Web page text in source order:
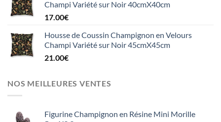
Champi Variété sur Noir 40cmX40cm
17.00€
Housse de Coussin Champignon en Velours
Champi Variété sur Noir 45cmX45cm
21.00€
NOS MEILLEURES VENTES
Figurine Champignon en Résine Mini Morille